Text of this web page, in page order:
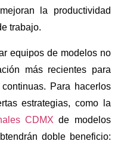
la productividad
trabajo.
equipos de modelos no
más recientes para
Para hacerlos
estrategias, como la
CDMX de modelos
doble beneficio: